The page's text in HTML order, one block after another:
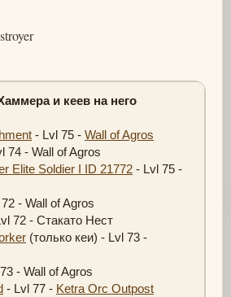
и кеев на него
- Lvl 75 - Wall of Agros
74 - Wall of Agros
Elite Soldier I ID 21772 - Lvl 75 -
- Wall of Agros
72 - Стакато Нест
(только кеи) - Lvl 73 -
- Wall of Agros
- Lvl 77 - Ketra Orc Outpost